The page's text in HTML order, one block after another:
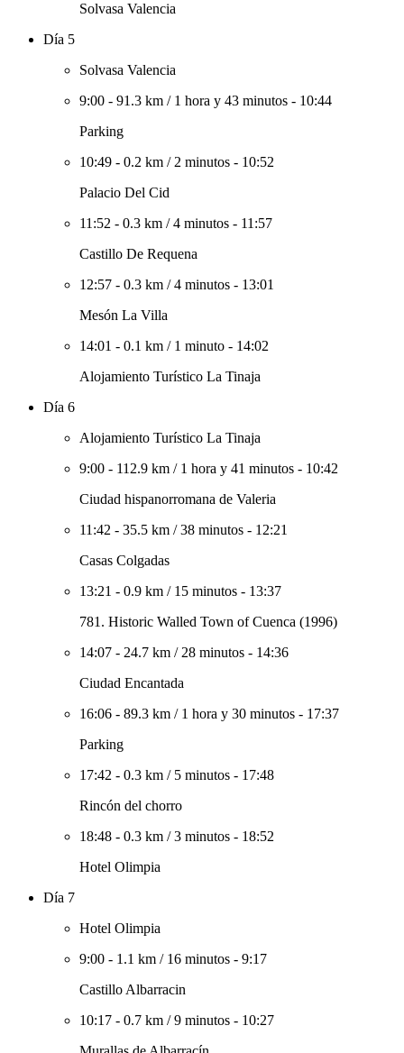
Solvasa Valencia
Día 5
Solvasa Valencia
9:00 - 91.3 km / 1 hora y 43 minutos - 10:44
Parking
10:49 - 0.2 km / 2 minutos - 10:52
Palacio Del Cid
11:52 - 0.3 km /4 minutos - 11:57
Castillo De Requena
12:57 - 0.3 km /4 minutos - 13:01
Mesón La Villa
14:01 - 0.1 km / 1 minuto - 14:02
Alojamiento Turístico La Tinaja
Día 6
Alojamiento Turístico La Tinaja
9:00 - 112.9 km / 1 hora y 41 minutos - 10:42
Ciudad hispanorromana de Valeria
11:42 - 35.5 km /38 minutos - 12:21
Casas Colgadas
13:21 - 0.9 km / 15 minutos - 13:37
781. Historic Walled Town of Cuenca (1996)
14:07 - 24.7 km / 28 minutos - 14:36
Ciudad Encantada
16:06 - 89.3 km / 1 hora y 30 minutos - 17:37
Parking
17:42 - 0.3 km / 5 minutos - 17:48
Rincón del chorro
18:48 - 0.3 km /3 minutos - 18:52
Hotel Olimpia
Día 7
Hotel Olimpia
9:00 - 1.1 km / 16 minutos - 9:17
Castillo Albarracin
10:17 - 0.7 km /9 minutos - 10:27